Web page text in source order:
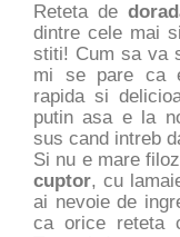
Reteta de
dintre cele mai
stiti! Cum sa va
mi se pare ca
rapida si
putin asa e la
sus cand intreb
Si nu e mare
cuptor, cu
ai nevoie de
ca orice reteta